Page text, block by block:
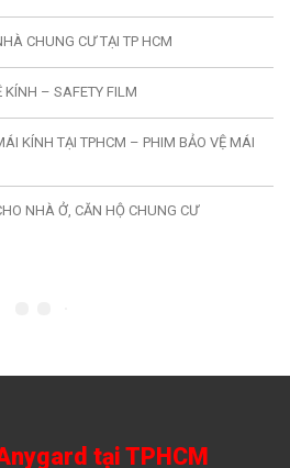
CHUNG CƯ TẠI TP HCM
– SAFETY FILM
KÍNH TẠI TPHCM – PHIM BẢO VỆ MÁI
NHÀ Ở, CĂN HỘ CHUNG CƯ
tại TPHCM